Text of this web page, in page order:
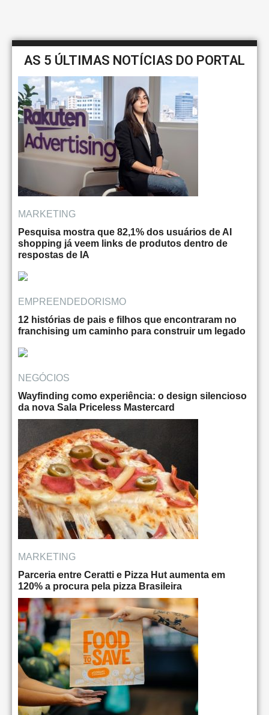
AS 5 ÚLTIMAS NOTÍCIAS DO PORTAL
MARKETING
Pesquisa mostra que 82,1% dos usuários de AI
shopping já veem links de produtos dentro de
respostas de IA
EMPREENDEDORISMO
12 histórias de pais e filhos que encontraram no
franchising um caminho para construir um legado
NEGÓCIOS
Wayfinding como experiência: o design silencioso
da nova Sala Priceless Mastercard
MARKETING
Parceria entre Ceratti e Pizza Hut aumenta em
120% a procura pela pizza Brasileira